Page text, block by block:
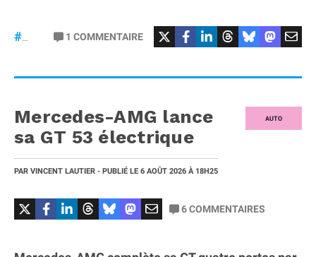
#Football #liga
1 COMMENTAIRE
AUTO
Mercedes-AMG lance
sa GT 53 électrique
PAR VINCENT LAUTIER - PUBLIÉ LE 6 AOÛT 2026 À 18H25
6COMMENTAIRES